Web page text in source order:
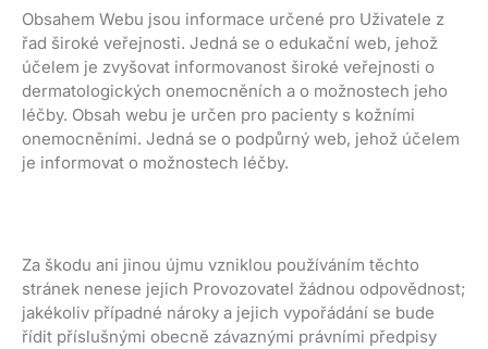
Obsahem Webu jsou informace určené pro Uživatele z
řad široké veřejnosti. Jedná se o edukační web, jehož
účelem je zvyšovat informovanost široké veřejnosti o
dermatologických onemocněních a o možnostech jeho
léčby. Obsah webu je určen pro pacienty s kožními
onemocněními. Jedná se o podpůrný web, jehož účelem
je informovat o možnostech léčby.
Za škodu ani jinou újmu vzniklou používáním těchto
stránek nenese jejich Provozovatel žádnou odpovědnost;
jakékoliv případné nároky a jejich vypořádání se bude
řídit příslušnými obecně závaznými právními předpisy